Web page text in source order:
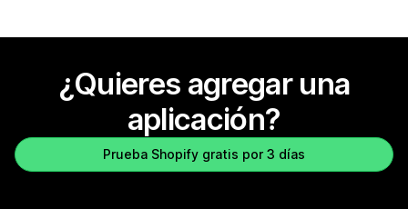
¿Quieres agregar una
aplicación?
Prueba Shopify gratis por 3 días